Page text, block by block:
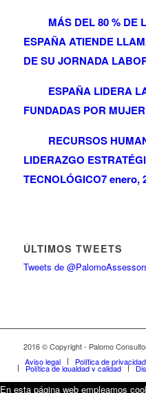
MÁS DEL 80 % DE
ESPAÑA ATIENDE
DE SU JORNADA
ESPAÑA LIDERA
FUNDADAS POR
RECURSOS
LIDERAZGO
TECNOLÓGICO7 enero,
ÚLTIMOS TWEETS
Tweets de
2016 © Copyright - Palomo
Aviso legal
Política de privacidad
Política de igualdad y calidad
En esta página web empleamos